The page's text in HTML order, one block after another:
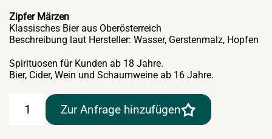
Zipfer Märzen
Klassisches Bier aus Oberösterreich
Beschreibung laut Hersteller: Wasser, Gerstenmalz, Hopfen
Spirituosen für Kunden ab 18 Jahre.
Bier, Cider, Wein und Schaumweine ab 16 Jahre.
Märzen
24×0,33lt
Zur Anfrage hinzufügen